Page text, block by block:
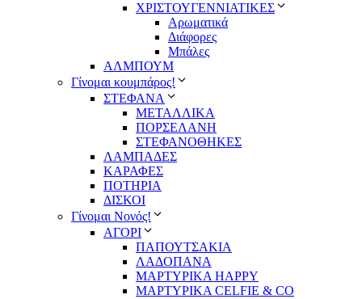
ΧΡΙΣΤΟΥΓΕΝΝΙΑΤΙΚΕΣ
Αρωματικά
Διάφορες
Μπάλες
ΑΛΜΠΟΥΜ
Γίνομαι κουμπάρος!
ΣΤΕΦΑΝΑ
ΜΕΤΑΛΛΙΚΑ
ΠΟΡΣΕΛΑΝΗ
ΣΤΕΦΑΝΟΘΗΚΕΣ
ΛΑΜΠΑΔΕΣ
ΚΑΡΑΦΕΣ
ΠΟΤΗΡΙΑ
ΔΙΣΚΟΙ
Γίνομαι Νονός!
ΑΓΟΡΙ
ΠΑΠΟΥΤΣΑΚΙΑ
ΛΑΔΟΠΑΝΑ
ΜΑΡΤΥΡΙΚΑ HAPPY
ΜΑΡΤΥΡΙΚΑ CELFIE & CO